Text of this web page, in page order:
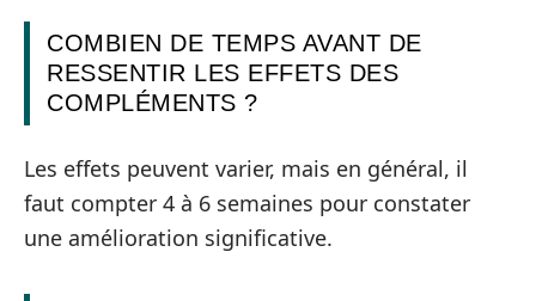
COMBIEN DE TEMPS AVANT DE
RESSENTIR LES EFFETS DES
COMPLÉMENTS ?
Les effets peuvent varier, mais en général, il
faut compter 4 à 6 semaines pour constater
une amélioration significative.